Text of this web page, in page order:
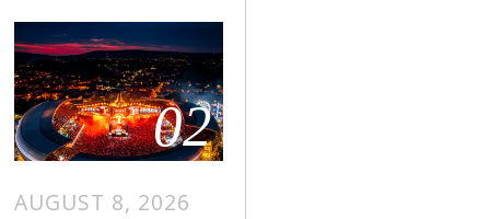
02
AUGUST 8, 2026